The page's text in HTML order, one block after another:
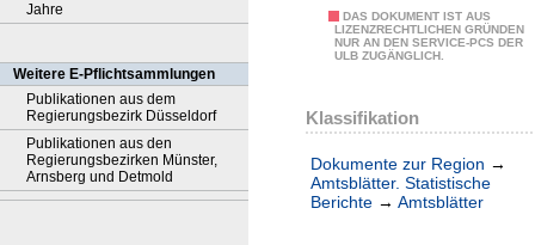
Jahre
Weitere E-Pflichtsammlungen
Publikationen aus dem
Regierungsbezirk Düsseldorf
Publikationen aus den
Regierungsbezirken Münster,
Arnsberg und Detmold
DAS DOKUMENT IST AUS
LIZENZRECHTLICHEN GRÜNDEN
NUR AN DEN SERVICE-PCS DER
ULB ZUGÄNGLICH.
Klassifikation
Dokumente zur Region →
Amtsblätter. Statistische
Berichte → Amtsblätter